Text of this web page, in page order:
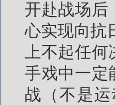
开赴战场后
心实现向抗
上不起任
手戏中一定
战（不是